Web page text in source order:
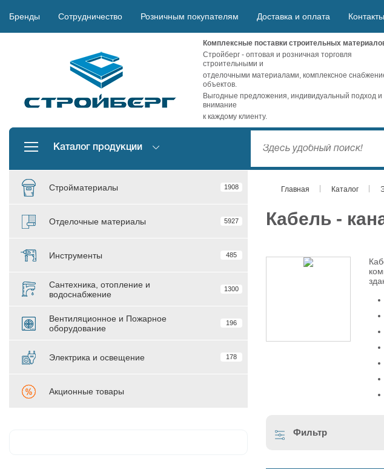
Бренды Сотрудничество Розничным покупателям Доставка и оплата Контакты
Комплексные поставки строительных
Стройберг - оптовая и розничная торговля
строительными и
отделочными материалами, комплексное
объектов.
Выгодные предложения, индивидуальный подход и
внимание
к каждому клиенту.
Каталог продукции
Стройматериалы 1908
Отделочные материалы 5927
Инструменты 485
Сантехника, отопление и
водоснабжение
1300
Вентиляционное и Пожарное
оборудование
196
Электрика и освещение 178
Акционные товары
Главная Каталог
Кабель -
Фильтр